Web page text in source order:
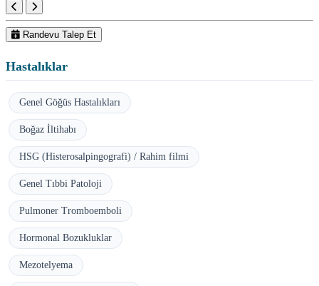
Randevu Talep Et
Hastalıklar
Genel Göğüs Hastalıkları
Boğaz İltihabı
HSG (Histerosalpingografi) / Rahim filmi
Genel Tıbbi Patoloji
Pulmoner Tromboemboli
Hormonal Bozukluklar
Mezotelyema